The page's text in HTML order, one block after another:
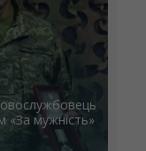
«За мужність»